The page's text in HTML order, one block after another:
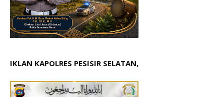
IKLAN KAPOLRES PESISIR SELATAN,